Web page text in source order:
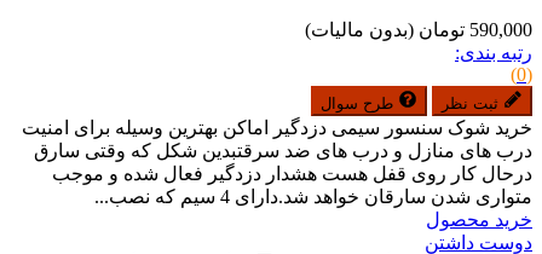
590,000 تومان
(بدون مالیات)
رتبه بندی:
(0)
ثبت نظر طرح سوال
خرید شوک سنسور سیمی دزدگیر اماکن بهترین وسیله برای امنیت
درب های منازل و درب های ضد سرقتبدین شکل که وقتی سارق
درحال کار روی قفل هست هشدار دزدگیر فعال شده و موجب
متواری شدن سارقان خواهد شد.دارای 4 سیم که نصب...
خرید محصول
دوست داشتن